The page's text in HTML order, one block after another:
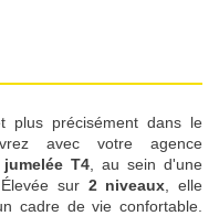
plus précisément dans le
avec votre agence
T4, au sein d'une
sur 2 niveaux , elle
cadre de vie confortable.